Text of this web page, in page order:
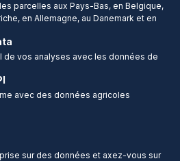
parcelles aux Pays-Bas, en Belgique,
en Allemagne, au Danemark et en
vos analyses avec les données de
avec des données agricoles
sur des données et axez-vous sur